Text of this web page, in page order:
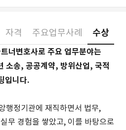
너변호사로 주요 업무분야는
소송, 공공계약, 방위산업, 국적
입니다.
행정기관에 재직하면서 법무,
무 경험을 쌓았고, 이를 바탕으로
자격 주요업무사례 수상